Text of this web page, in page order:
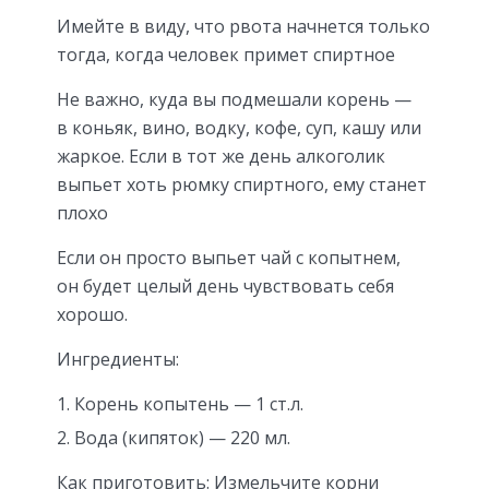
Имейте в виду, что рвота начнется только
тогда, когда человек примет спиртное
Не важно, куда вы подмешали корень —
в коньяк, вино, водку, кофе, суп, кашу или
жаркое. Если в тот же день алкоголик
выпьет хоть рюмку спиртного, ему станет
плохо
Если он просто выпьет чай с копытнем,
он будет целый день чувствовать себя
хорошо.
Ингредиенты:
Корень копытень — 1 ст.л.
Вода (кипяток) — 220 мл.
Как приготовить: Измельчите корни